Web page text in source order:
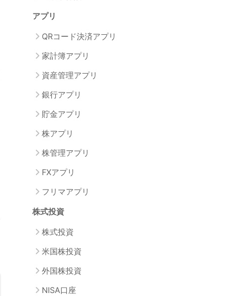
アプリ
QRコード決済アプリ
家計簿アプリ
資産管理アプリ
銀行アプリ
貯金アプリ
株アプリ
株管理アプリ
FXアプリ
フリマアプリ
株式投資
株式投資
米国株投資
外国株投資
NISA口座